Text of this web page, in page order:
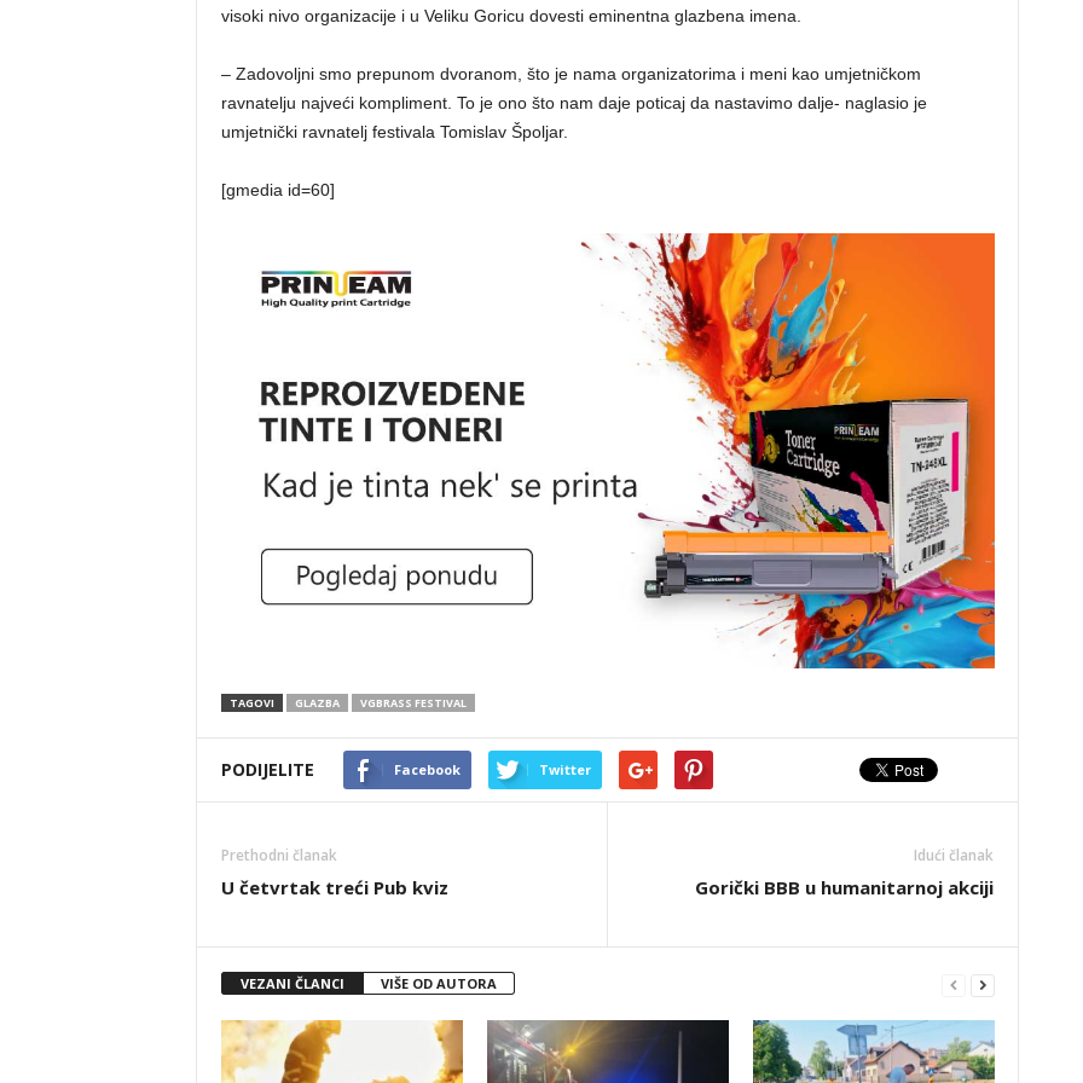
visoki nivo organizacije i u Veliku Goricu dovesti eminentna glazbena imena.
– Zadovoljni smo prepunom dvoranom, što je nama organizatorima i meni kao umjetničkom
ravnatelju najveći kompliment. To je ono što nam daje poticaj da nastavimo dalje- naglasio je
umjetnički ravnatelj festivala Tomislav Špoljar.
[gmedia id=60]
TAGOVI GLAZBA VGBRASS FESTIVAL
PODIJELITE Facebook Twitter
Prethodni članak
U četvrtak treći Pub kviz
Idući članak
Gorički BBB u humanitarnoj akciji
VEZANI ČLANCI VIŠE OD AUTORA